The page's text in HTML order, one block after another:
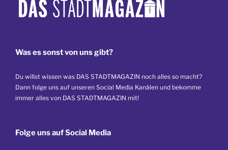
Was es sonst von uns gibt?
Du willst wissen was DAS STADTMAGAZIN noch alles so macht?
Dann folge uns auf unseren Social Media Kanälen und bekomme
immer alles von DAS STADTMAGAZIN mit!
Folge uns auf Social Media